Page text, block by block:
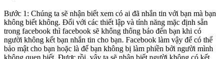
Bước 1: Chúng ta sẽ nhận biết xem có ai đã nhắn tin với bạn mà bạn
không biết không. Đối với các thiết lập và tính năng mặc định sẵn
trong facebook thì facebook sẽ không thông báo đến bạn khi có
người không kết bạn nhắn tin cho bạn. Facebook làm vậy để có thể
bảo mật cho bạn hoặc là để bạn không bị làm phiền bởi người mình